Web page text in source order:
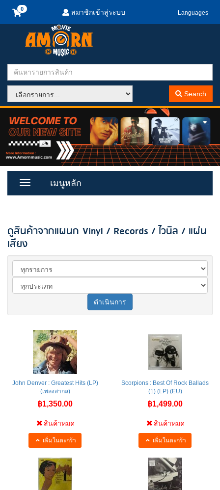
สมาชิกเข้าสู่ระบบ Languages
Search
Toggle
เมนูหลัก
ดูสินค้าจากแผนก Vinyl / Records / ไวนิล / แผ่น
เสียง
ดำเนินการ
John Denver : Greatest Hits (LP)
(เพลงสากล)
฿1,350.00
สินค้าหมด
เพิ่มในตะกร้า
Scorpions : Best Of Rock Ballads
(1) (LP) (EU)
฿1,499.00
สินค้าหมด
เพิ่มในตะกร้า